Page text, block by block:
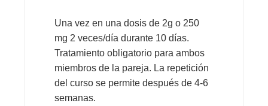
Una vez en una dosis de 2g o 250
mg 2 veces/día durante 10 días.
Tratamiento obligatorio para ambos
miembros de la pareja. La repetición
del curso se permite después de 4-6
semanas.